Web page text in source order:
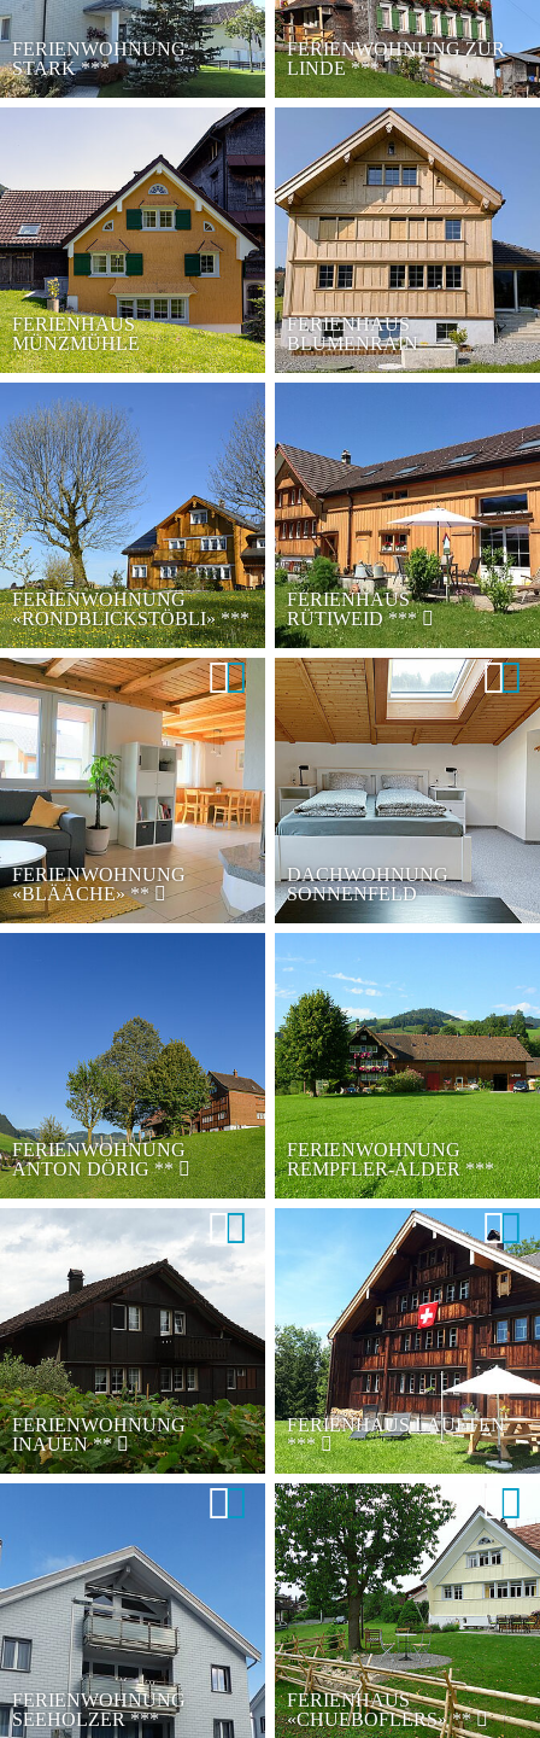
FERIENWOHNUNG
STARK***
FERIENWOHNUNG ZUR
LINDE***
FERIENHAUS
MÜNZMÜHLE
FERIENHAUS
BLUMENRAIN
FERIENWOHNUNG
«RONDBLICKSTÖBLI»***
FERIENHAUS
RÜTIWEID***
FERIENWOHNUNG
«BLÄÄCHE»**
DACHWOHNUNG
SONNENFELD
FERIENWOHNUNG
ANTON DÖRIG**
FERIENWOHNUNG
REMPFLER-ALDER***
FERIENWOHNUNG
INAUEN**
FERIENHAUS LAUFTEN
***
FERIENWOHNUNG
SEEHOLZER***
FERIENHAUS
«CHUEBOFLERS»**